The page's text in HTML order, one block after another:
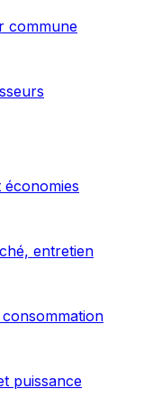
commune
entretien
puissance